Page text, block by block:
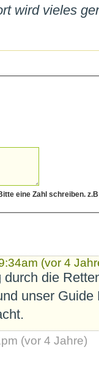
wird vieles
Frage: Was ergibt eins UND 8? (Bitte eine Zahl
(vor 4
die
unser
(vor 4 Jahre)